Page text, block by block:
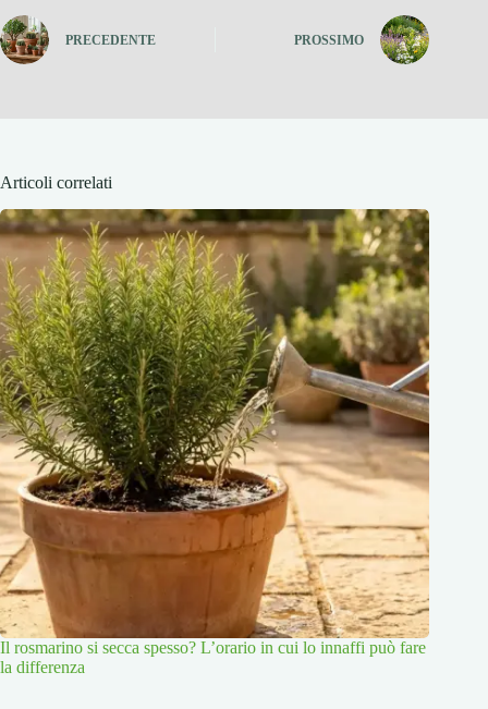
PRECEDENTE PROSSIMO
Articoli correlati
Il rosmarino si secca spesso? L’orario in cui lo innaffi può fare
la differenza